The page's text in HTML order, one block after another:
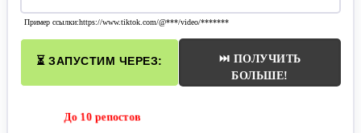
Пример ссылки:https://www.tiktok.com/@***/video/*******
⏳ ЗАПУСТИМ ЧЕРЕЗ:
⏭ ПОЛУЧИТЬ
БОЛЬШЕ!
До 10 репостов